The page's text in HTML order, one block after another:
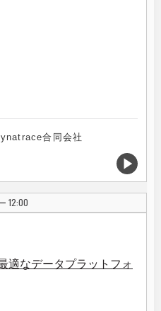
合同会社
12:00
適なデータプラットフォ